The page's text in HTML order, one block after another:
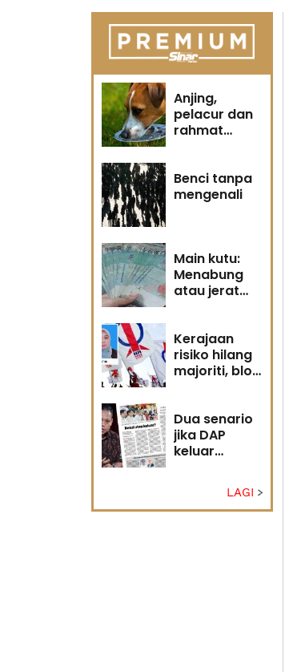
Anjing,
pelacur dan
rahmat
Benci tanpa
mengenali
Main kutu:
Menabung
atau jerat
Kerajaan
risiko hilang
majoriti, blok
semula
Dua senario
jika DAP
keluar
LAGI